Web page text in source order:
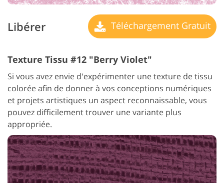
Libérer Téléchargement Gratuit
Texture Tissu #12 "Berry Violet"
Si vous avez envie d'expérimenter une texture de tissu
colorée afin de donner à vos conceptions numériques
et projets artistiques un aspect reconnaissable, vous
pouvez difficilement trouver une variante plus
appropriée.